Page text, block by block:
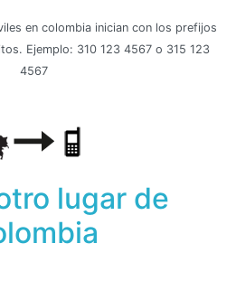
en colombia inician con los prefijos
Ejemplo: 310 123 4567 o 315 123
4567
lugar de